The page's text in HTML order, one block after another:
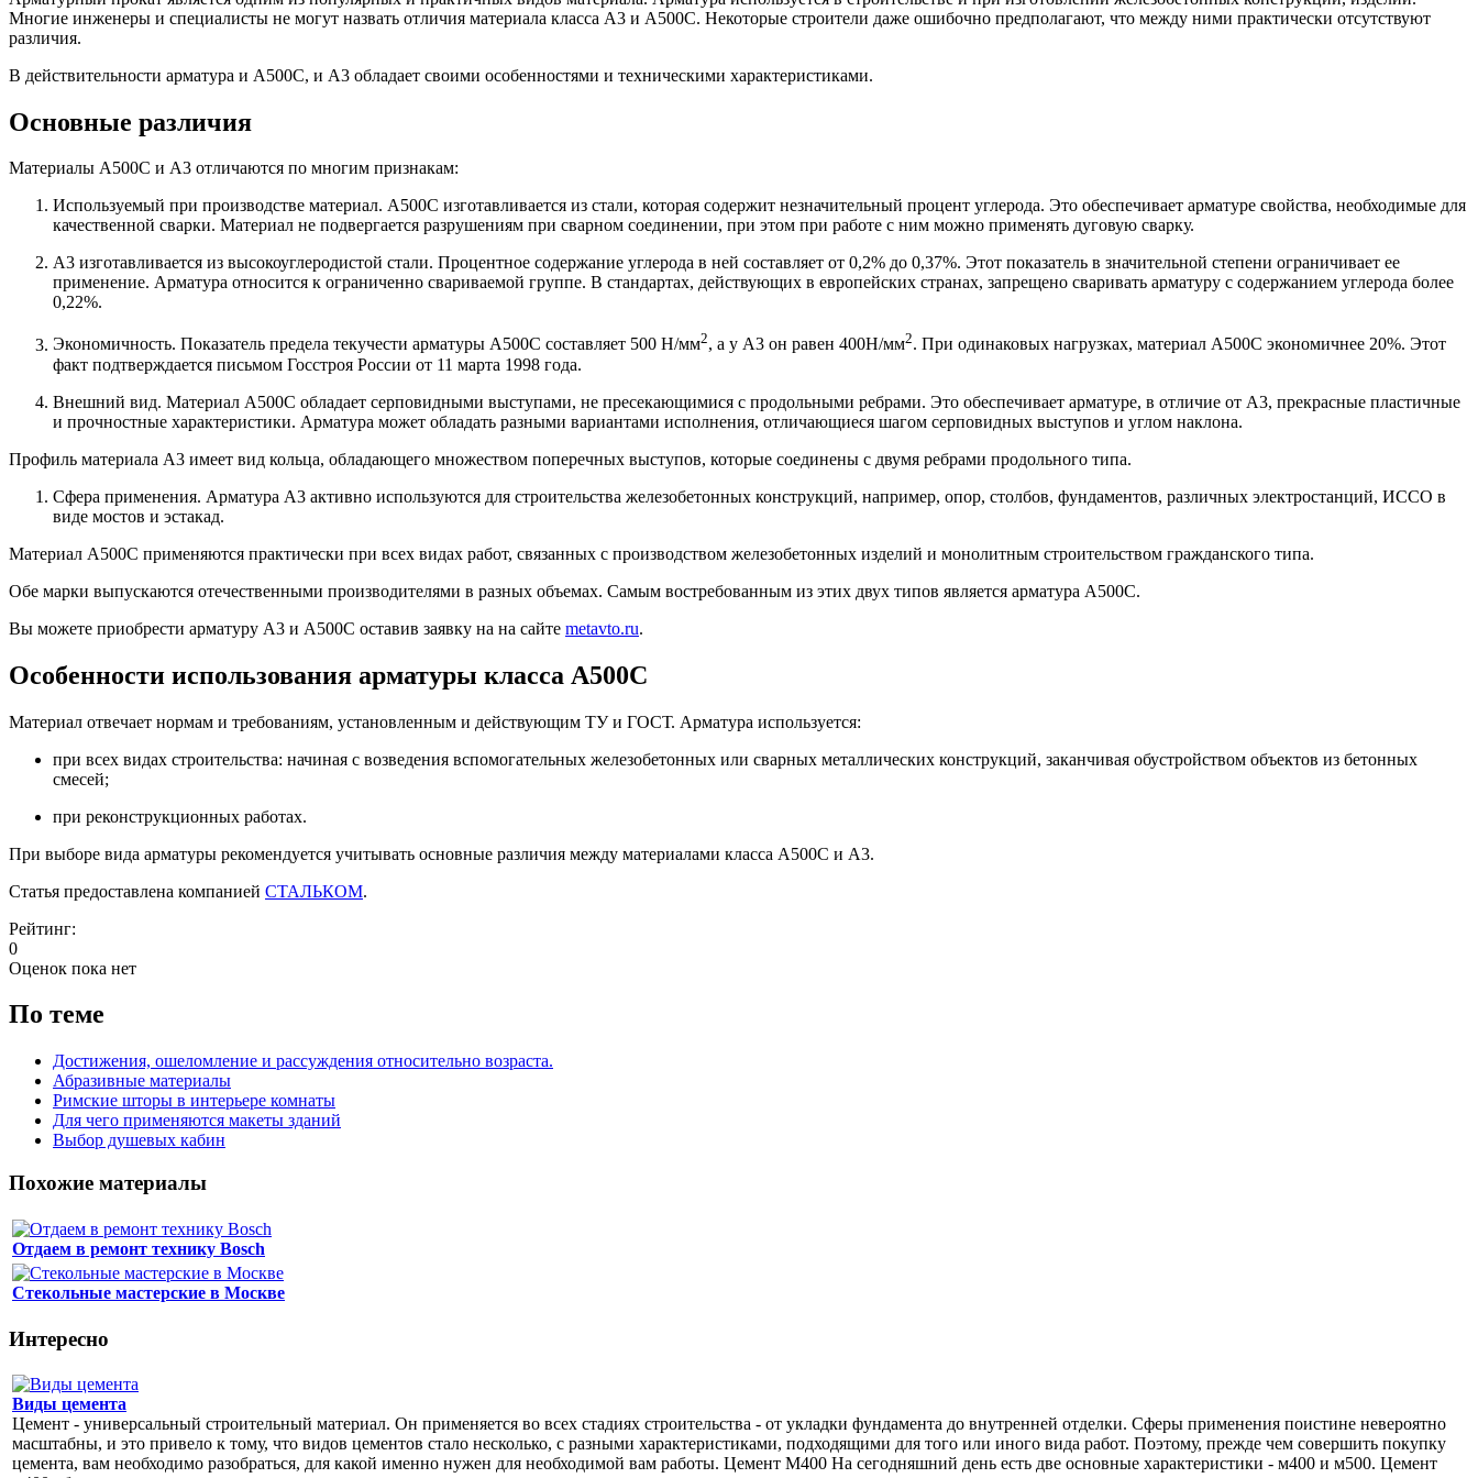
Многие инженеры и специалисты не могут назвать отличия материала класса А3 и А500С. Некоторые строители даже ошибочно предполагают, что между ними практически отсутствуют
различия.
В действительности арматура и А500С, и А3 обладает своими особенностями и техническими характеристиками.
Основные различия
Материалы А500С и А3 отличаются по многим признакам:
Используемый при производстве материал. А500С изготавливается из стали, которая содержит незначительный процент углерода. Это обеспечивает арматуре свойства, необходимые для
качественной сварки. Материал не подвергается разрушениям при сварном соединении, при этом при работе с ним можно применять дуговую сварку.
А3 изготавливается из высокоуглеродистой стали. Процентное содержание углерода в ней составляет от 0,2% до 0,37%. Этот показатель в значительной степени ограничивает ее
применение. Арматура относится к ограниченно свариваемой группе. В стандартах, действующих в европейских странах, запрещено сваривать арматуру с содержанием углерода более
0,22%.
Экономичность. Показатель предела текучести арматуры А500С составляет 500 Н/мм2, а у А3 он равен 400Н/мм2. При одинаковых нагрузках, материал А500C экономичнее 20%. Этот
факт подтверждается письмом Госстроя России от 11 марта 1998 года.
Внешний вид. Материал А500С обладает серповидными выступами, не пресекающимися с продольными ребрами. Это обеспечивает арматуре, в отличие от А3, прекрасные пластичные
и прочностные характеристики. Арматура может обладать разными вариантами исполнения, отличающиеся шагом серповидных выступов и углом наклона.
Профиль материала А3 имеет вид кольца, обладающего множеством поперечных выступов, которые соединены с двумя ребрами продольного типа.
Сфера применения. Арматура А3 активно используются для строительства железобетонных конструкций, например, опор, столбов, фундаментов, различных электростанций, ИССО в
виде мостов и эстакад.
Материал А500С применяются практически при всех видах работ, связанных с производством железобетонных изделий и монолитным строительством гражданского типа.
Обе марки выпускаются отечественными производителями в разных объемах. Самым востребованным из этих двух типов является арматура А500С.
Вы можете приобрести арматуру А3 и А500С оставив заявку на на сайте metavto.ru.
Особенности использования арматуры класса А500С
Материал отвечает нормам и требованиям, установленным и действующим ТУ и ГОСТ. Арматура используется:
при всех видах строительства: начиная с возведения вспомогательных железобетонных или сварных металлических конструкций, заканчивая обустройством объектов из бетонных
смесей;
при реконструкционных работах.
При выборе вида арматуры рекомендуется учитывать основные различия между материалами класса А500С и А3.
Статья предоставлена компанией СТАЛЬКОМ.
Рейтинг:
0
Оценок пока нет
По теме
Достижения, ошеломление и рассуждения относительно возраста.
Абразивные материалы
Римские шторы в интерьере комнаты
Для чего применяются макеты зданий
Выбор душевых кабин
Похожие материалы
Отдаем в ремонт технику Bosch
Стекольные мастерские в Москве
Интересно
Виды цемента
Цемент - универсальный строительный материал. Он применяется во всех стадиях строительства - от укладки фундамента до внутренней отделки. Сферы применения поистине невероятно
масштабны, и это привело к тому, что видов цементов стало несколько, с разными характеристиками, подходящими для того или иного вида работ. Поэтому, прежде чем совершить покупку
цемента, вам необходимо разобраться, для какой именно нужен для необходимой вам работы. Цемент М400 На сегодняшний день есть две основные характеристики - м400 и м500. Цемент